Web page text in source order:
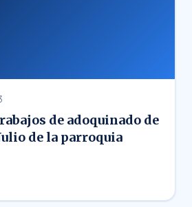
de adoquinado de
de la parroquia